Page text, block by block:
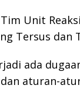
Unit
Tersus dan
ada
aturan-